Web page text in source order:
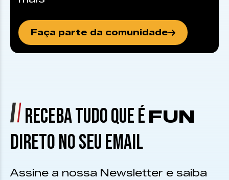
Faça parte da comunidade
RECEBA TUDO QUE É FUN
DIRETO NO SEU EMAIL
Assine a nossa Newsletter e saiba